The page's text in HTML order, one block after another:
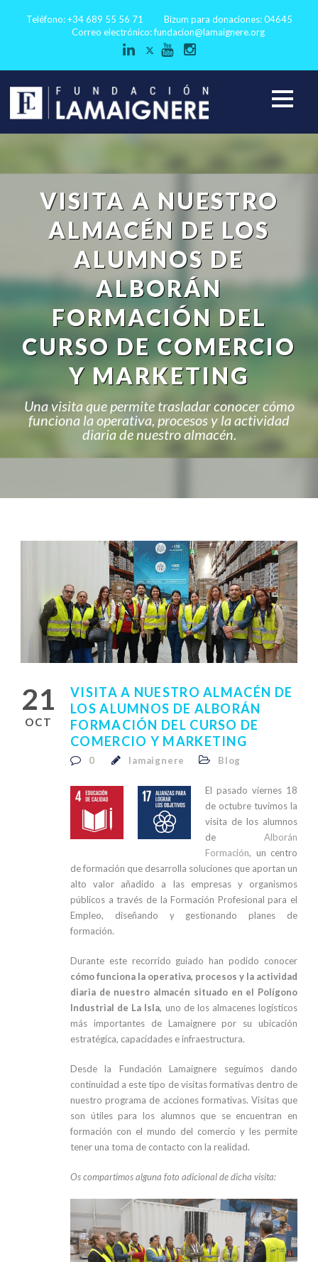
Teléfono: +34 689 55 56 71
Bizum para donaciones: 04645
Correo electrónico:fundacion@lamaignere.org
VISITA A NUESTRO
ALMACÉN DE LOS
ALUMNOS DE
ALBORÁN
FORMACIÓN DEL
CURSO DE COMERCIO
Y MARKETING
Una visita que permite trasladar conocer cómo
funciona la operativa, procesos y la actividad
diaria de nuestro almacén.
21
OCT
VISITA A NUESTRO ALMACÉN DE
LOS ALUMNOS DE ALBORÁN
FORMACIÓN DEL CURSO DE
COMERCIO Y MARKETING
0 lamaignere Blog
El pasado viernes 18
de octubre tuvimos la
visita de los alumnos
de Alborán
Formación, un centro
de formación que desarrolla soluciones que aportan un
alto valor añadido a las empresas y organismos
públicos a través de la Formación Profesional para el
Empleo, diseñando y gestionando planes de
formación.
Durante este recorrido guiado han podido conocer
cómo funciona la operativa, procesos y la actividad
diaria de nuestro almacén situado en el Polígono
Industrial de La Isla, uno de los almacenes logísticos
más importantes de Lamaignere por su ubicación
estratégica, capacidades e infraestructura.
Desde la Fundación Lamaignere seguimos dando
continuidad a este tipo de visitas formativas dentro de
nuestro programa de acciones formativas. Visitas que
son útiles para los alumnos que se encuentran en
formación con el mundo del comercio y les permite
tener una toma de contacto con la realidad.
Os compartimos alguna foto adicional de dicha visita: